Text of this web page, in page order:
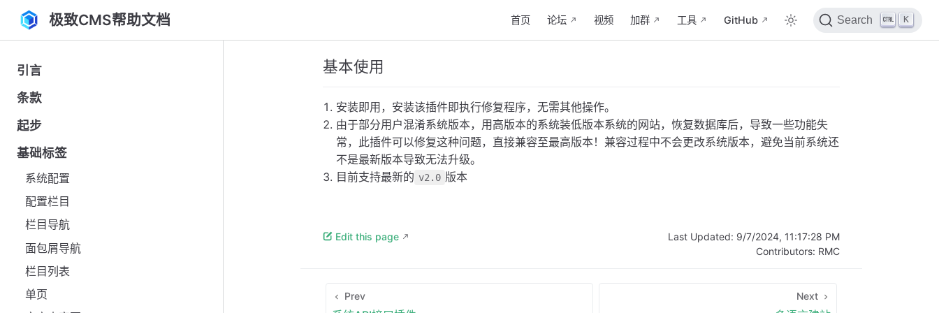
极致CMS帮助文档 首页 论坛 视频 加群 工具 GitHub Search K
引言
条款
起步
基础标签
系统配置
配置栏目
栏目导航
面包屑导航
栏目列表
单页
基本使用
安装即用，安装该插件即执行修复程序，无需其他操作。
由于部分用户混淆系统版本，用高版本的系统装低版本系统的网站，恢复数据库后，导致一些功能失
常，此插件可以修复这种问题，直接兼容至最高版本！兼容过程中不会更改系统版本，避免当前系统还
不是最新版本导致无法升级。
目前支持最新的 v2.0 版本
Edit this page Last Updated: 9/7/2024, 11:17:28 PM
Contributors: RMC
Prev Next